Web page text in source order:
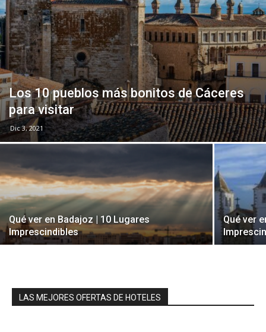
Los 10 pueblos más bonitos de Cáceres
para visitar
Dic 3, 2021
Qué ver en Badajoz | 10 Lugares
Imprescindibles
Qué ver
LAS MEJORES OFERTAS DE HOTELES